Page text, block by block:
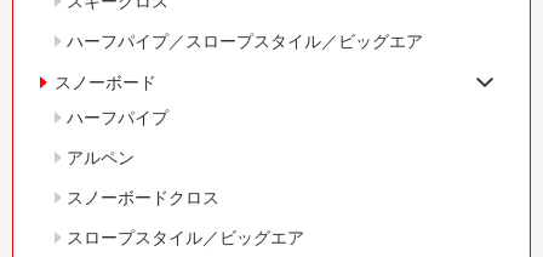
ハーフパイプ／スロープスタイル／ビッグエア
スノーボード
ハーフパイプ
アルペン
スノーボードクロス
スロープスタイル／ビッグエア